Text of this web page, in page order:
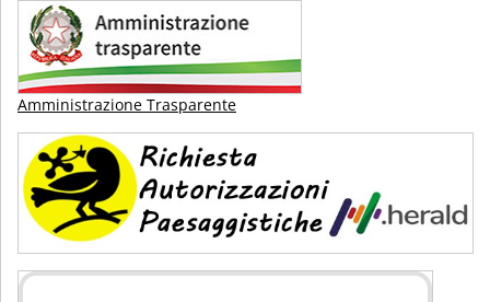
Amministrazione Trasparente